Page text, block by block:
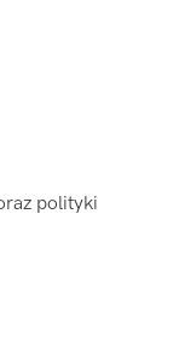
polityki